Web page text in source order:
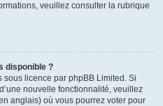
veuillez consulter la rubrique
disponible ?
licence par phpBB Limited. Si
nouvelle fonctionnalité, veuillez
anglais) où vous pourrez voter pour